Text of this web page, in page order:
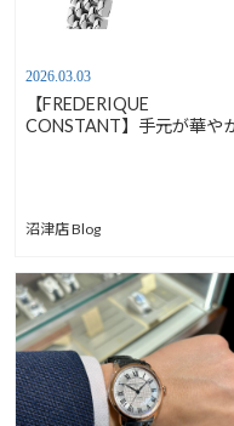
2026.03.03
【FREDERIQUE
CONSTANT】手元が華や
沼津店 Blog